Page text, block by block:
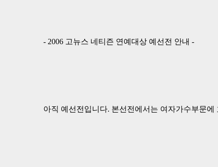
- 2006 고뉴스 네티즌 연예대상 예선전 안내 -
아직 예선전입니다. 본선전에서는 여자가수부문